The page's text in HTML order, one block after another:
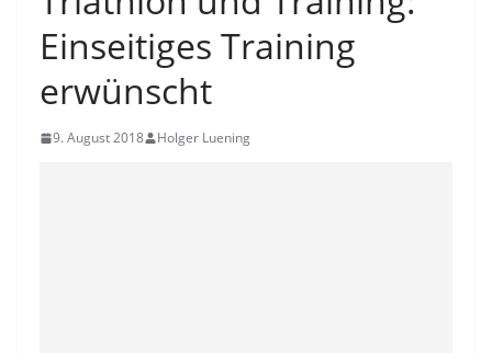
Einseitiges Training
erwünscht
9. August 2018 Holger Luening